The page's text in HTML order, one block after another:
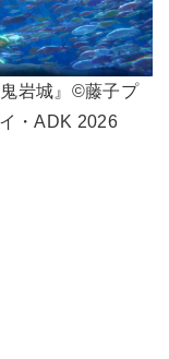
岩城』©藤子プ
・ADK 2026